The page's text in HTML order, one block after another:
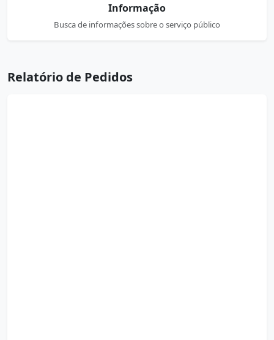
Informação
Busca de informações sobre o serviço público
Relatório de Pedidos